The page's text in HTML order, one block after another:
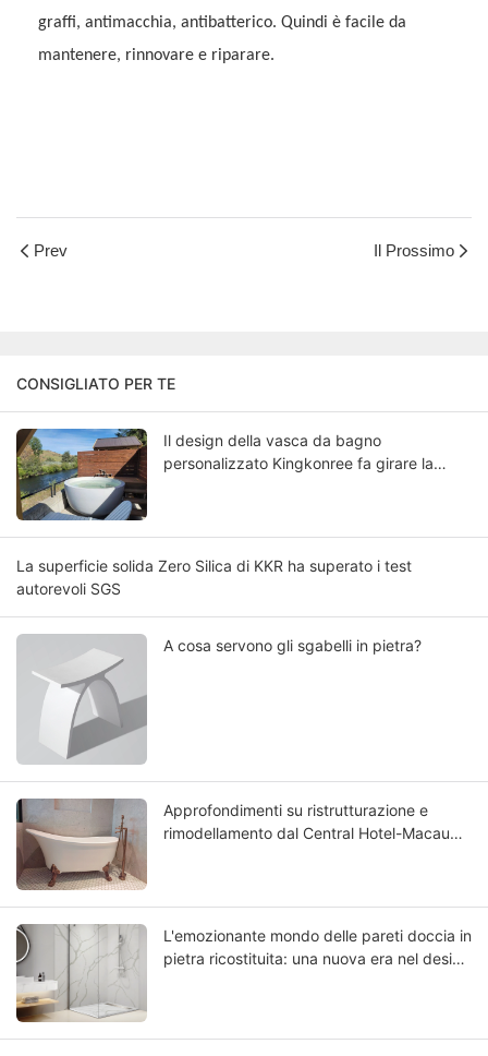
graffi, antimacchia, antibatterico. Quindi è facile da
mantenere, rinnovare e riparare.
Prev Il Prossimo
CONSIGLIATO PER TE
Il design della vasca da bagno
personalizzato Kingkonree fa girare la
La superficie solida Zero Silica di KKR ha superato i test
autorevoli SGS
A cosa servono gli sgabelli in pietra?
Approfondimenti su ristrutturazione e
rimodellamento dal Central Hotel-Macau
L'emozionante mondo delle pareti doccia in
pietra ricostituita: una nuova era nel design